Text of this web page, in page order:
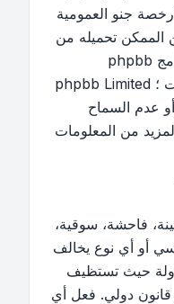
رخصة جنو العمومية
.يسهل برنامج phpbb
المناقشات القائمة على الإنترنت ؛ phpbb Limited
عدم السماح
من المعلومات
فاحشة، سوقية،
أو أي نوع يخالف
حيث تستظيف
قانون دولي. فعل أي